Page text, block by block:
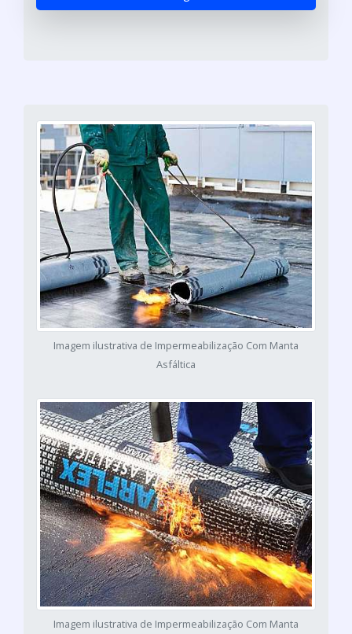
Imagem ilustrativa de Impermeabilização Com Manta
Asfáltica
Imagem ilustrativa de Impermeabilização Com Manta